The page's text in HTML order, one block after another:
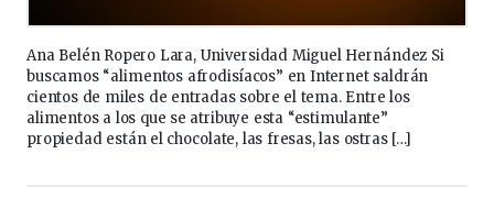
Ana Belén Ropero Lara, Universidad Miguel Hernández Si
buscamos “alimentos afrodisíacos” en Internet saldrán
cientos de miles de entradas sobre el tema. Entre los
alimentos a los que se atribuye esta “estimulante”
propiedad están el chocolate, las fresas, las ostras […]